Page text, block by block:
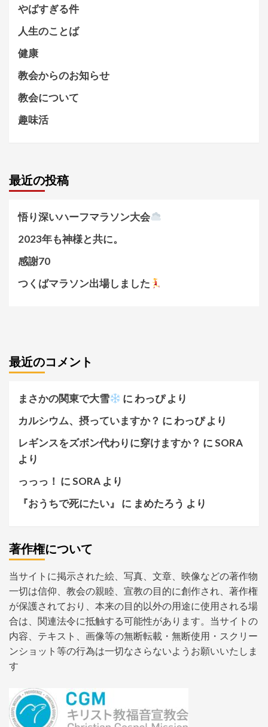
やばすぎる件
人生のことば
健康
教会からのお知らせ
教会について
趣味活
最近の投稿
悟り深いハーフマラソン大会
2023年も神様と共に。
感謝70
つくばマラソン出場しました
最近のコメント
まさかの関東で大雪 に わっぴより
カルシウム、摂っていますか？ に わっぴより
レギンスをズボン代わりに穿けますか？ にSORA
より
っっっ！ にSORA より
『おうちで死にたい』
に まめたろう より
著作権について
当サイトに掲示された絵、写真、文章、映像などの著作物
一切は信仰、教会の親睦、宣教の目的に創作され、著作権
が保護されており、本来の目的以外の用途に使用される場
合は、関連法令に抵触する可能性があります。当サイトの
内容、テキスト、画像等の無断転載・無断使用・スクリー
ンショット等の行為は一切なさらないようお願いいたしま
す